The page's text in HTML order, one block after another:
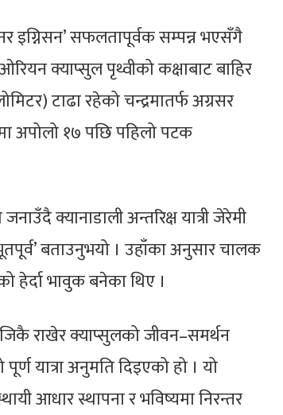
इग्निसन’ सफलतापूर्वक सम्पन्न भएसँगै
क्याप्सुल पृथ्वीको कक्षाबाट बाहिर
टाढा रहेको चन्द्रमातर्फ अग्रसर
अपोलो १७ पछि पहिलो पटक
क्यानाडाली अन्तरिक्ष यात्री जेरेमी
बताउनुभयो । उहाँका अनुसार चालक
हेर्दा भावुक बनेका थिए ।
राखेर क्याप्सुलको जीवन–समर्थन
यात्रा अनुमति दिइएको हो । यो
आधार स्थापना र भविष्यमा निरन्तर